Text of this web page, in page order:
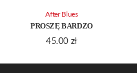
PROSZĘ BARDZO
45.00 zł
After Blues